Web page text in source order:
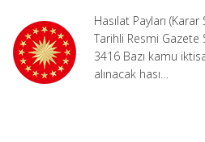
2005/9916
Sayılı
Bakanlar
Kurulu
Kararının
Hasılat Payları
Tarihli Resmi Gazete
3416 Bazı kamu
alınacak hası…